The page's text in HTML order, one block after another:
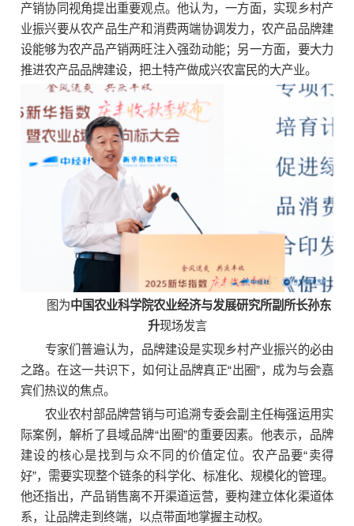
产销协同视角提出重要观点。他认为，一方面，实现乡村产
业振兴要从农产品生产和消费两端协调发力，农产品品牌建
设能够为农产品产销两旺注入强劲动能；另一方面，要大力
推进农产品品牌建设，把土特产做成兴农富民的大产业。
图为中国农业科学院农业经济与发展研究所副所长孙东
升现场发言
专家们普遍认为，品牌建设是实现乡村产业振兴的必由
之路。在这一共识下，如何让品牌真正“出圈”，成为与会嘉
宾们热议的焦点。
农业农村部品牌营销与可追溯专委会副主任梅强运用实
际案例，解析了县域品牌“出圈”的重要因素。他表示，品牌
建设的核心是找到与众不同的价值定位。农产品要“卖得
好”，需要实现整个链条的科学化、标准化、规模化的管理。
他还指出，产品销售离不开渠道运营，要构建立体化渠道体
系，让品牌走到终端，以点带面地掌握主动权。